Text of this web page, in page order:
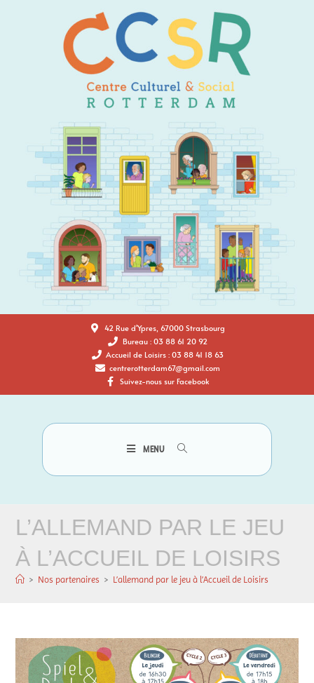
42 Rue d'Ypres, 67000 Strasbourg
Bureau : 03 88 61 20 92
Accueil de Loisirs : 03 88 41 18 63
centrerotterdam67@gmail.com
Suivez-nous sur Facebook
MENU
L’ALLEMAND PAR LE JEU
À L’ACCUEIL DE LOISIRS
> Nos partenaires > L’allemand par le jeu à l’Accueil de Loisirs